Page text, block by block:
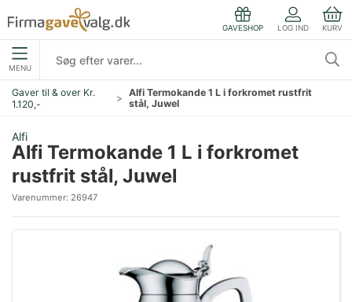
GAVESHOP LOG IND KURV
MENU
Gaver til & over Kr.
1.120,-
Alfi Termokande 1 L i forkromet rustfrit
stål, Juwel
Alfi
Alfi Termokande 1 L i forkromet
rustfrit stål, Juwel
Varenummer: 26947